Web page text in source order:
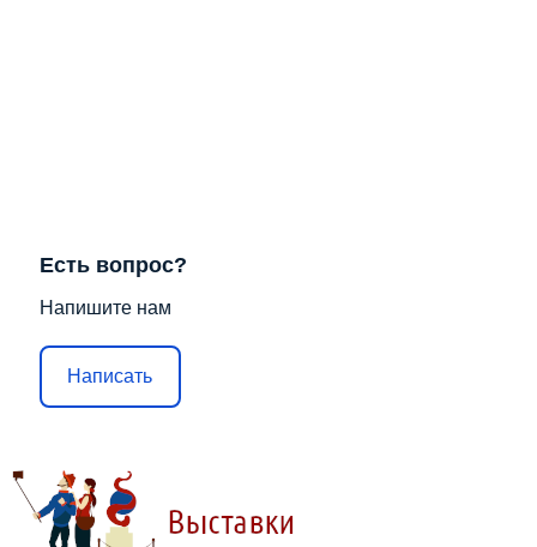
Есть вопрос?
Напишите нам
Написать